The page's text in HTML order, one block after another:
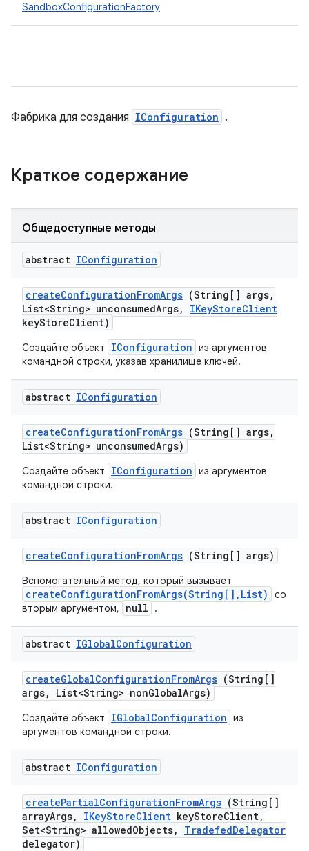
SandboxConfigurationFactory
Фабрика для создания IConfiguration .
Краткое содержание
Общедоступные методы
abstract IConfiguration
createConfigurationFromArgs (String[] args,
List<String> unconsumedArgs, IKeyStoreClient
keyStoreClient)
Создайте объект IConfiguration из аргументов
командной строки, указав хранилище ключей.
abstract IConfiguration
createConfigurationFromArgs (String[] args,
List<String> unconsumedArgs)
Создайте объект IConfiguration из аргументов
командной строки.
abstract IConfiguration
createConfigurationFromArgs (String[] args)
Вспомогательный метод, который вызывает
createConfigurationFromArgs(String[],List)
со
вторым аргументом,
null .
abstract IGlobalConfiguration
createGlobalConfigurationFromArgs (String[]
args, List<String> nonGlobalArgs)
Создайте объект IGlobalConfiguration из
аргументов командной строки.
abstract IConfiguration
createPartialConfigurationFromArgs (String[]
arrayArgs, IKeyStoreClient keyStoreClient,
Set<String> allowedObjects, TradefedDelegator
delegator)